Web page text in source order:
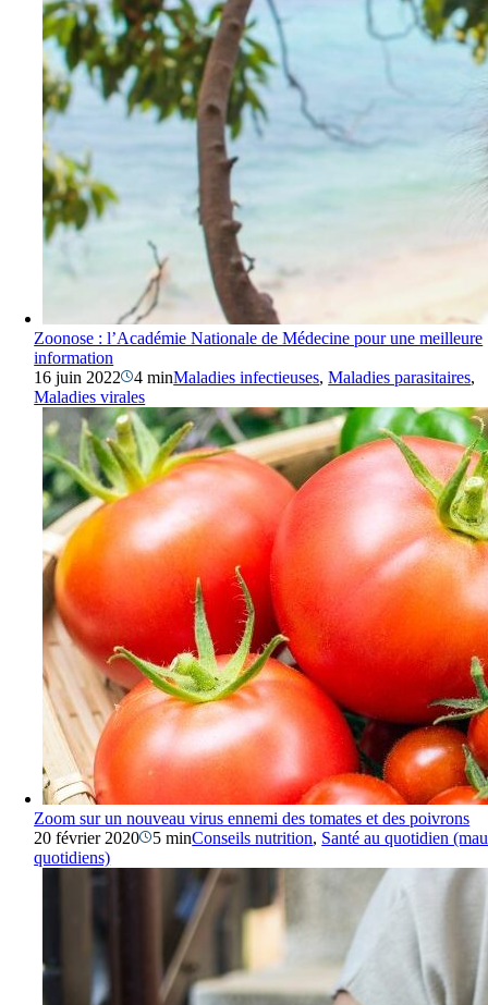
Zoonose : l’Académie Nationale de Médecine pour une meilleure
information
16 juin 2022
4 minMaladies infectieuses,Maladies parasitaires,
Maladies virales
Zoom sur un nouveau virus ennemi des tomates et des poivrons
20 février 2020
5 minConseils nutrition, Santé au quotidien
quotidiens)